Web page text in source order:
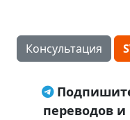
Консультация
переводов